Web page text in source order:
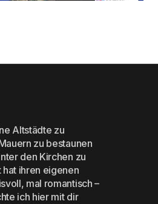
Altstädte zu
zu bestaunen
den Kirchen zu
ihren eigenen
mal romantisch –
ich hier mit dir